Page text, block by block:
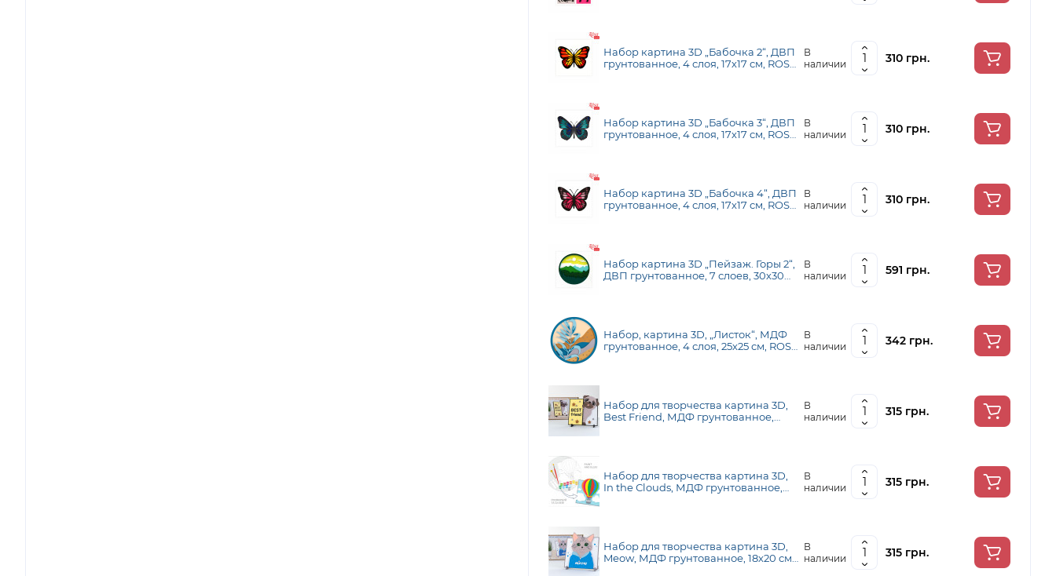
Набор картина 3D „Бабочка 2“, ДВП
грунтованное, 4 слоя, 17х17 см, ROSA
В
наличии
310 грн.
Набор картина 3D „Бабочка 3“, ДВП
грунтованное, 4 слоя, 17х17 см, ROSA
В
наличии
310 грн.
Набор картина 3D „Бабочка 4“, ДВП
грунтованное, 4 слоя, 17х17 см, ROSA
В
наличии
310 грн.
Набор картина 3D „Пейзаж. Горы 2“,
ДВП грунтованное, 7 слоев, 30х30
В
наличии
591 грн.
Набор, картина 3D, „Листок“, МДФ
грунтованное, 4 слоя, 25х25 см, ROSA
В
наличии
342 грн.
Набор для творчества картина 3D,
Best Friend, МДФ грунтованное,
В
наличии
315 грн.
Набор для творчества картина 3D,
In the Сlouds, МДФ грунтованное,
В
наличии
315 грн.
Набор для творчества картина 3D,
Meow, МДФ грунтованное, 18х20 см,
В
наличии
315 грн.